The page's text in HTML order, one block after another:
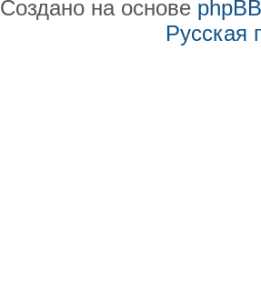
Создано на основе phpBB
Русская